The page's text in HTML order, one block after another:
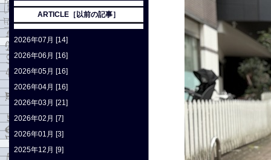
ARTICLE［以前の記事］
2026年07月 [14]
2026年06月 [16]
2026年05月 [16]
2026年04月 [16]
2026年03月 [21]
2026年02月 [7]
2026年01月 [3]
2025年12月 [9]